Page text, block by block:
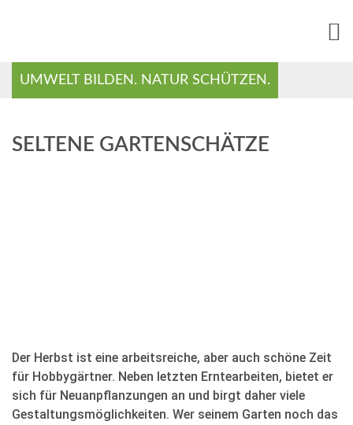
UMWELT BILDEN. NATUR SCHÜTZEN.
SELTENE GARTENSCHÄTZE
Der Herbst ist eine arbeitsreiche, aber auch schöne Zeit
für Hobbygärtner. Neben letzten Erntearbeiten, bietet er
sich für Neuanpflanzungen an und birgt daher viele
Gestaltungsmöglichkeiten. Wer seinem Garten noch das